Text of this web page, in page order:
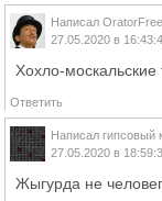
Написал OratorFree
27.05.2020 в
Хохло-москальские
Ответить
Написал гипсовый
27.05.2020 в
Жыгурда не